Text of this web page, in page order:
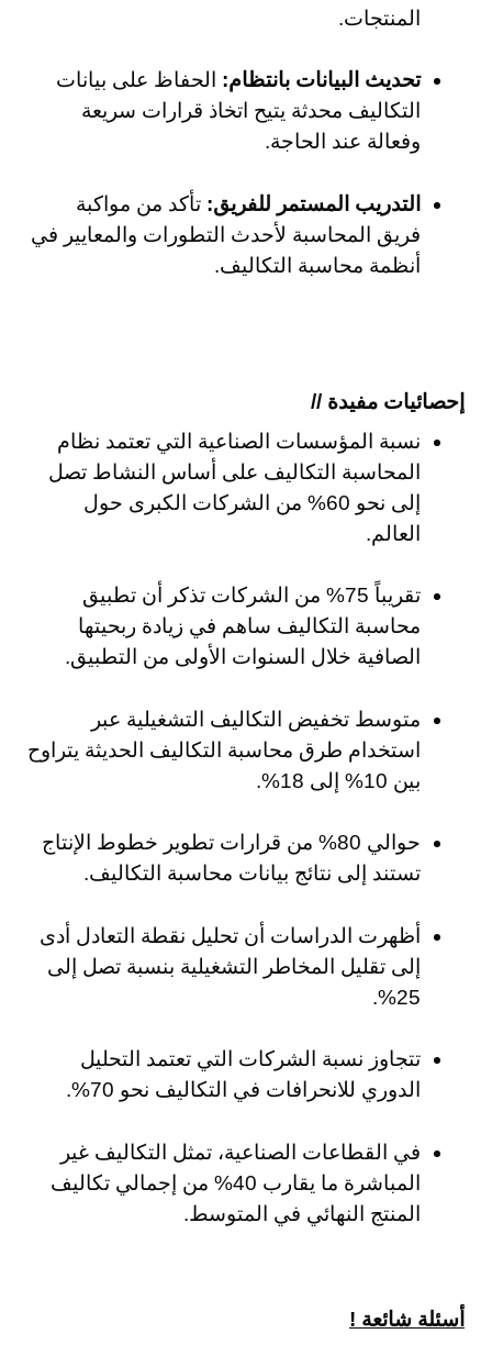
المنتجات.
تحديث البيانات بانتظام: الحفاظ على بيانات
التكاليف محدثة يتيح اتخاذ قرارات سريعة
وفعالة عند الحاجة.
التدريب المستمر للفريق: تأكد من مواكبة
فريق المحاسبة لأحدث التطورات والمعايير في
أنظمة محاسبة التكاليف.
إحصائيات مفيدة //
نسبة المؤسسات الصناعية التي تعتمد نظام
المحاسبة التكاليف على أساس النشاط تصل
إلى نحو 60% من الشركات الكبرى حول
العالم.
تقريباً 75% من الشركات تذكر أن تطبيق
محاسبة التكاليف ساهم في زيادة ربحيتها
الصافية خلال السنوات الأولى من التطبيق.
متوسط تخفيض التكاليف التشغيلية عبر
استخدام طرق محاسبة التكاليف الحديثة يتراوح
بين 10% إلى 18%.
حوالي 80% من قرارات تطوير خطوط الإنتاج
تستند إلى نتائج بيانات محاسبة التكاليف.
أظهرت الدراسات أن تحليل نقطة التعادل أدى
إلى تقليل المخاطر التشغيلية بنسبة تصل إلى
25%.
تتجاوز نسبة الشركات التي تعتمد التحليل
الدوري للانحرافات في التكاليف نحو 70%.
في القطاعات الصناعية، تمثل التكاليف غير
المباشرة ما يقارب 40% من إجمالي تكاليف
المنتج النهائي في المتوسط.
أسئلة شائعة !